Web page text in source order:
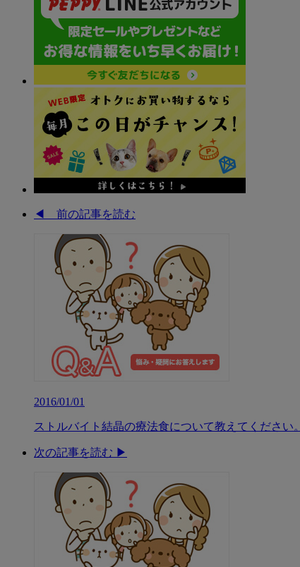
◀︎ 前の記事を読む
2016/01/01
ストルバイト結晶の療法食について教えてください。
次の記事を読む ▶︎